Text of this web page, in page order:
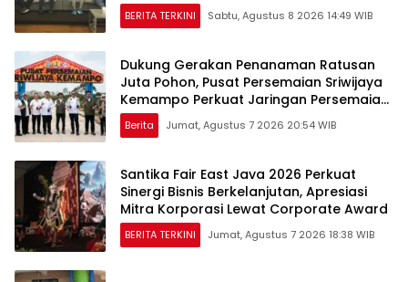
BERITA TERKINI Sabtu, Agustus 8 2026 14:49 WIB
Dukung Gerakan Penanaman Ratusan
Juta Pohon, Pusat Persemaian Sriwijaya
Kemampo Perkuat Jaringan Persemaian
Nasional*
Berita Jumat, Agustus 7 2026 20:54 WIB
Santika Fair East Java 2026 Perkuat
Sinergi Bisnis Berkelanjutan, Apresiasi
Mitra Korporasi Lewat Corporate Award
BERITA TERKINI Jumat, Agustus 7 2026 18:38 WIB